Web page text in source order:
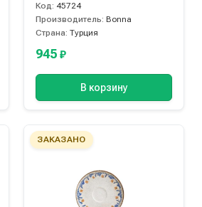
Код: 45724
Производитель:Bonna
Страна:Турция
945₽
В корзину
ЗАКАЗАНО